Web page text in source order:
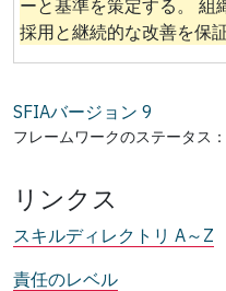
ーと基準を策定する。 組
採用と継続的な改善を保証
SFIAバージョン 9
フレームワークのステータス：
リンクス
スキルディレクトリ A～Z
責任のレベル